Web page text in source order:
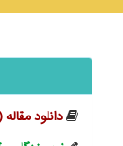
دانلود